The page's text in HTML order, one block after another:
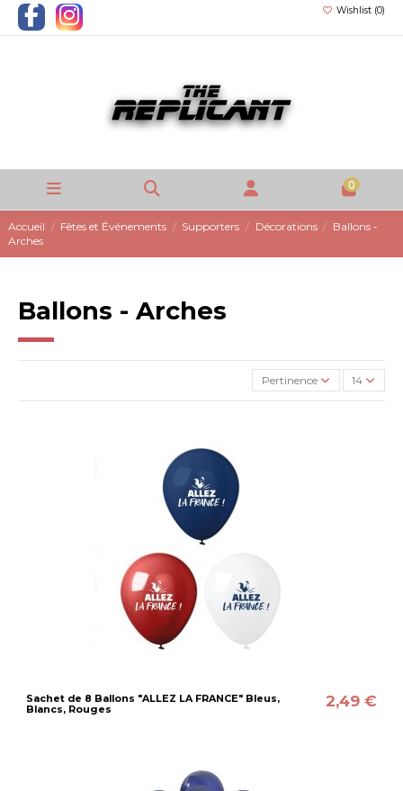
Wishlist (0)
0
Accueil Fêtes et Événements Supporters Décorations
Ballons -
Arches
Ballons - Arches
Pertinence 14
Sachet de 8 Ballons "ALLEZ LA FRANCE" Bleus,
Blancs, Rouges
2,49 €